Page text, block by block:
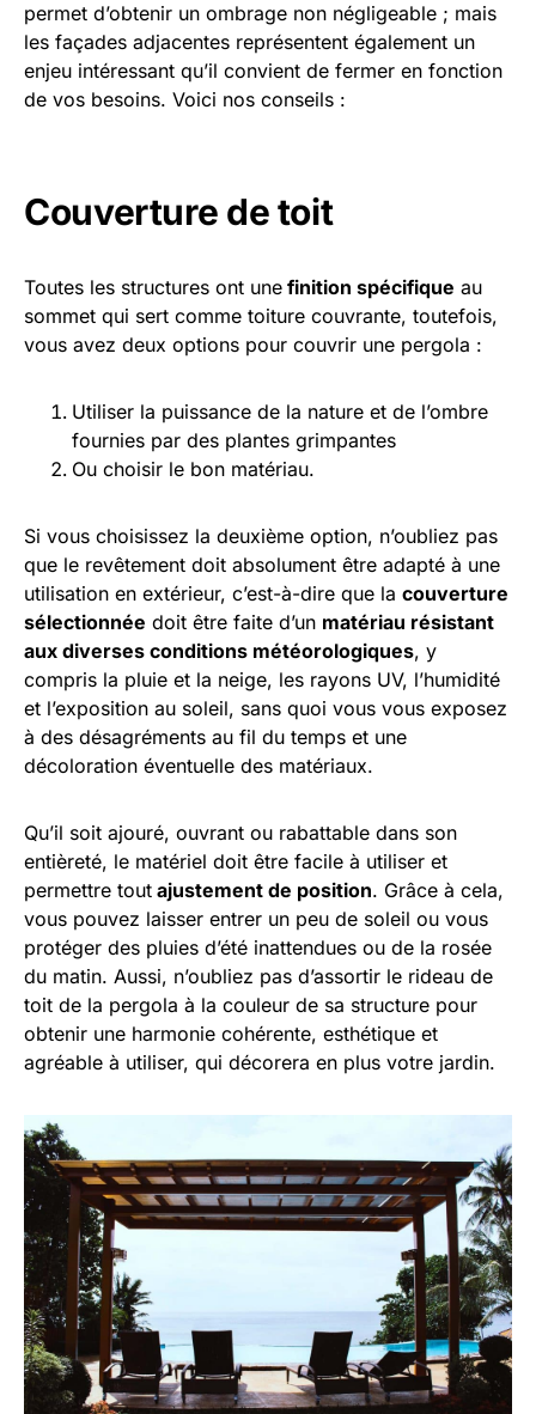
permet d’obtenir un ombrage non négligeable ; mais
les façades adjacentes représentent également un
enjeu intéressant qu’il convient de fermer en fonction
de vos besoins. Voici nos conseils :
Couverture de toit
Toutes les structures ont une finition spécifique au
sommet qui sert comme toiture couvrante, toutefois,
vous avez deux options pour couvrir une pergola :
Utiliser la puissance de la nature et de l’ombre
fournies par des plantes grimpantes
Ou choisir le bon matériau.
Si vous choisissez la deuxième option, n’oubliez pas
que le revêtement doit absolument être adapté à une
utilisation en extérieur, c’est-à-dire que la couverture
sélectionnée doit être faite d’un matériau résistant
aux diverses conditions météorologiques, y
compris la pluie et la neige, les rayons UV, l’humidité
et l’exposition au soleil, sans quoi vous vous exposez
à des désagréments au fil du temps et une
décoloration éventuelle des matériaux.
Qu’il soit ajouré, ouvrant ou rabattable dans son
entièreté, le matériel doit être facile à utiliser et
permettre tout ajustement de position. Grâce à cela,
vous pouvez laisser entrer un peu de soleil ou vous
protéger des pluies d’été inattendues ou de la rosée
du matin. Aussi, n’oubliez pas d’assortir le rideau de
toit de la pergola à la couleur de sa structure pour
obtenir une harmonie cohérente, esthétique et
agréable à utiliser, qui décorera en plus votre jardin.